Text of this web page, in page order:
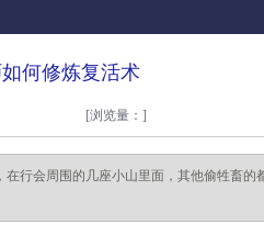
何修炼复活术
[浏览量： ]
行会周围的几座小山里面，其他偷牲畜的